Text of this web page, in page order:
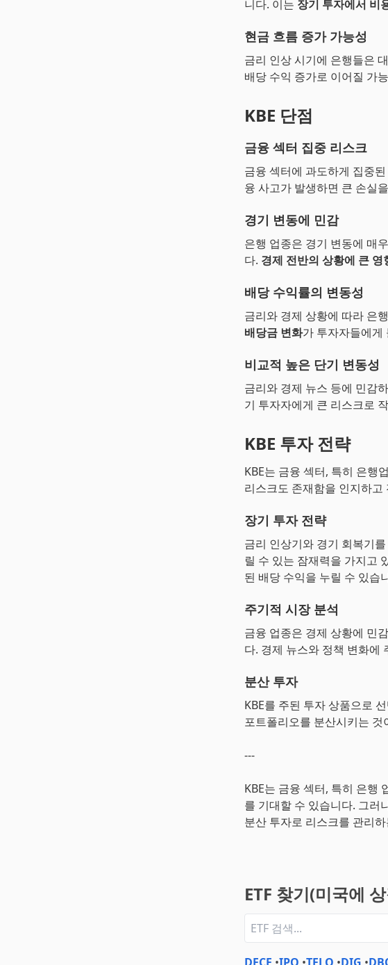
니다. 이는 장기 투자에서 비
현금 흐름 증가 가능성
금리 인상 시기에 은행들은
배당 수익 증가로 이어질 가
KBE 단점
금융 섹터 집중 리스크
금융 섹터에 과도하게 집중
융 사고가 발생하면 큰 손실
경기 변동에 민감
은행 업종은 경기 변동에 매
다. 경제 전반의 상황에 큰 영
배당 수익률의 변동성
금리와 경제 상황에 따라 은
배당금 변화가 투자자들에게
비교적 높은 단기 변동성
금리와 경제 뉴스 등에 민감
기 투자자에게 큰 리스크로
KBE 투자 전략
KBE는 금융 섹터, 특히 은행
리스크도 존재함을 인지하
장기 투자 전략
금리 인상기와 경기 회복기
릴 수 있는 잠재력을 가지고
된 배당 수익을 누릴 수 있습
주기적 시장 분석
금융 업종은 경제 상황에 민
다. 경제 뉴스와 정책 변화에
분산 투자
KBE를 주된 투자 상품으로
포트폴리오를 분산시키는
---
KBE는 금융 섹터, 특히 은행
를 기대할 수 있습니다. 그러
분산 투자로 리스크를 관리
ETF 찾기(미국에